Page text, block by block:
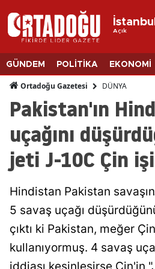
İstanbul
AçıkAdana
Ağrı
Ankara
Artvin
Aydın
Balıkesir
GÜNDEM POLİTİKA EKONOMİ
Ortadoğu Gazetesi DÜNYA
Pakistan'ın
uçağını
jeti J-10C Çin işi
Hindistan Pakistan
5 savaş uçağı
çıktı ki Pakistan, meğer
kullanıyormuş. 4 savaş